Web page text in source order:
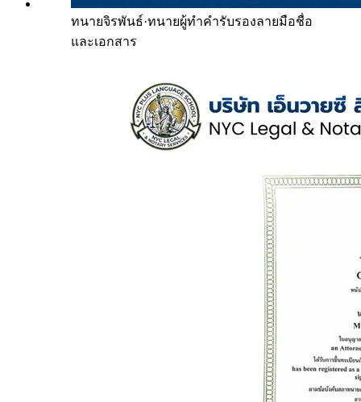
ทนายจิรพันธ์·ทนายผู้ทำคำรับรองลายมือชื่อ
และเอกสาร